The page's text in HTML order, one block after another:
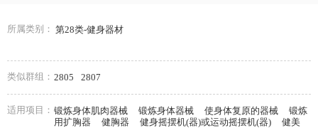
所属类别： 第28类-健身器材
类似群组： 2805 2807
适用项目： 锻炼身体肌肉器械 锻炼身体器械 使身体复原的器械
锻炼
用扩胸器
健胸器 健身摇摆机(器)或运动摇摆机(器)
健美